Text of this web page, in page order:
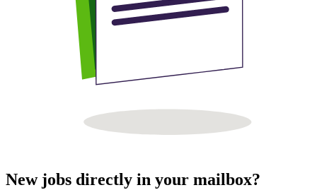
New jobs directly in your mailbox?